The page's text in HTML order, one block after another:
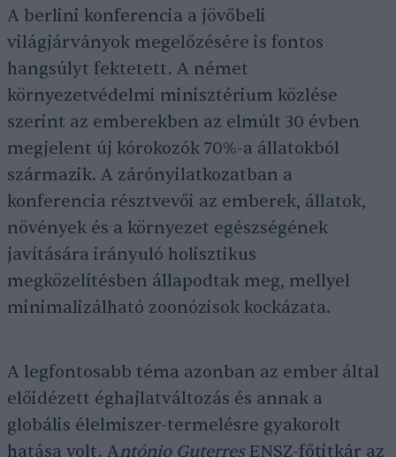
A berlini konferencia a jövőbeli
világjárványok megelőzésére is fontos
hangsúlyt fektetett. A német
környezetvédelmi minisztérium közlése
szerint az emberekben az elmúlt 30 évben
megjelent új kórokozók 70%-a állatokból
származik. A zárónyilatkozatban a
konferencia résztvevői az emberek, állatok,
növények és a környezet egészségének
javítására irányuló holisztikus
megközelítésben állapodtak meg, mellyel
minimalizálható zoonózisok kockázata.
A legfontosabb téma azonban az ember által
előidézett éghajlatváltozás és annak a
globális élelmiszer-termelésre gyakorolt
hatása volt. António Guterres ENSZ-főtitkár az